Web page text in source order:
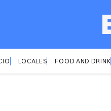
LOCALES FOOD AND DRINK